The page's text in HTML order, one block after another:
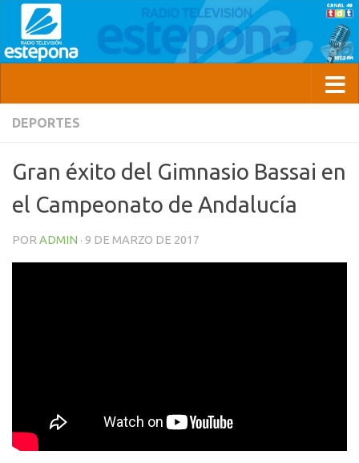
DEPORTES
Gran éxito del Gimnasio Bassai en
el Campeonato de Andalucía
POR ADMIN · 9 DE MARZO DE 2017